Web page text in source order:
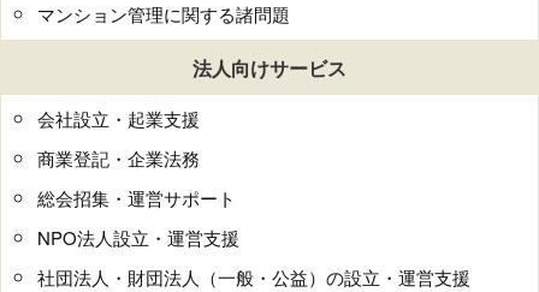
マンション管理に関する諸問題
法人向けサービス
会社設立・起業支援
商業登記・企業法務
総会招集・運営サポート
NPO法人設立・運営支援
社団法人・財団法人（一般・公益）の設立・運営支援